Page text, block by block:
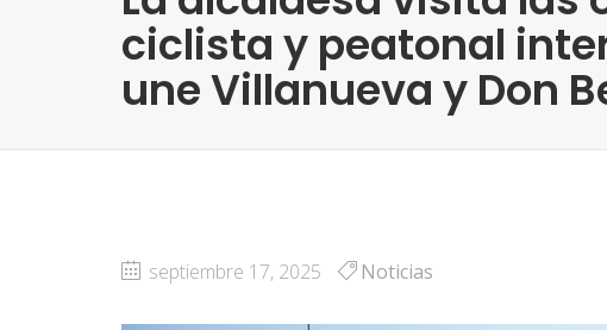
ciclista y peatonal
une Villanueva y Don
septiembre 17, 2025 Noticias